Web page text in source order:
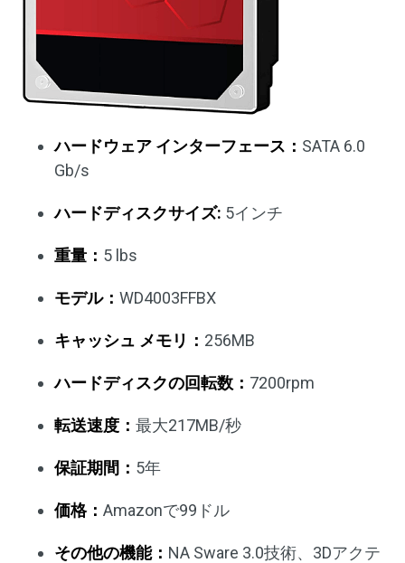
ハードウェア インターフェース： SATA 6.0
Gb/s
ハードディスクサイズ: 5インチ
重量： 5 lbs
モデル： WD4003FFBX
キャッシュ メモリ： 256MB
ハードディスクの回転数： 7200rpm
転送速度： 最大217MB/秒
保証期間： 5年
価格： Amazonで99ドル
その他の機能： NA Sware 3.0技術、3Dアクテ